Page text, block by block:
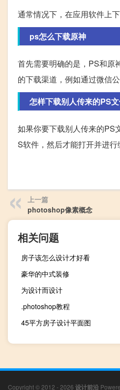
通常情况下，在应用软件上
ps怎么下载原神
首先需要明确的是，PS和原
的下载渠道，例如通过微信
怎样下载别人传来的PS
如果你要下载别人传来的PS
S软件，然后才能打开并进
上一篇
photoshop像素概念
相关问题
房子该怎么设计才好看
豪华的中式装修
为设计而设计
.photoshop教程
45平方房子设计平面图
Copyright © 2012 - 2026 设计前沿